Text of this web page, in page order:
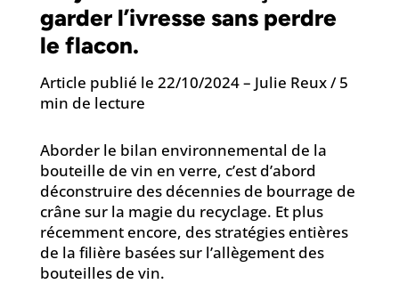
garder l’ivresse sans perdre
le flacon.
Article publié le 22/10/2024 – Julie Reux / 5
min de lecture
Aborder le bilan environnemental de la
bouteille de vin en verre, c’est d’abord
déconstruire des décennies de bourrage de
crâne sur la magie du recyclage. Et plus
récemment encore, des stratégies entières
de la filière basées sur l’allègement des
bouteilles de vin.